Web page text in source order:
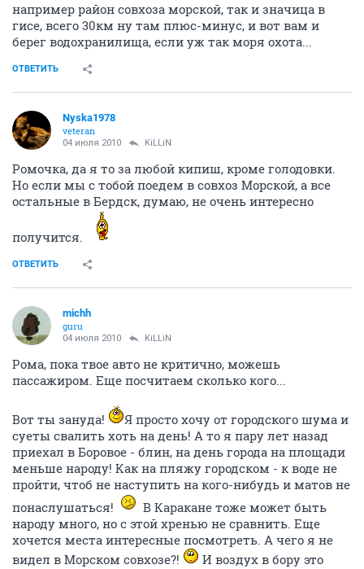
например район совхоза морской, так и значица в
гисе, всего 30км ну там плюс-минус, и вот вам и
берег водохранилища, если уж так моря охота...
ОТВЕТИТЬ
Nyska1978
veteran
04 июля 2010 KiLLiN
Ромочка, да я то за любой кипиш, кроме голодовки.
Но если мы с тобой поедем в совхоз Морской, а все
остальные в Бердск, думаю, не очень интересно
получится.
ОТВЕТИТЬ
michh
guru
04 июля 2010 KiLLiN
Рома, пока твое авто не критично, можешь
пассажиром. Еще посчитаем сколько кого...
Вот ты зануда!
Я просто хочу от городского шума и
суеты свалить хоть на день! А то я пару лет назад
приехал в Боровое - блин, на день города на площади
меньше народу! Как на пляжу городском - к воде не
пройти, чтоб не наступить на кого-нибудь и матов не
понаслушаться!
В Каракане тоже может быть
народу много, но с этой хренью не сравнить. Еще
хочется места интересные посмотреть. А чего я не
видел в Морском совхозе?!
И воздух в бору это